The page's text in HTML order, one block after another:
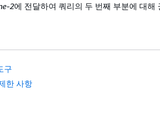
2에 전달하여 쿼리의 두 번째 부분에 대해
구
한 사항